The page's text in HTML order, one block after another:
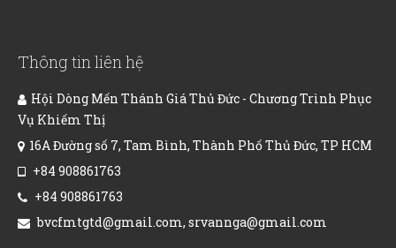
Thông tin liên hệ
Hội Dòng Mến Thánh Giá Thủ Đức - Chương Trình Phục
Vụ Khiếm Thị
16A Đường số 7, Tam Bình, Thành Phố Thủ Đức, TP HCM
+84 908861763
+84 908861763
bvcfmtgtd@gmail.com, srvannga@gmail.com